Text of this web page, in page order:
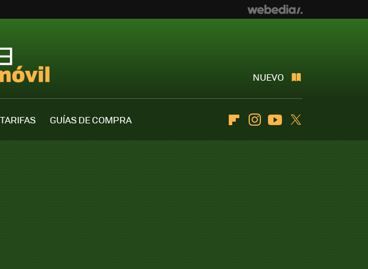
NUEVO
GUÍAS DE COMPRA
FlipboardInstagramYoutube